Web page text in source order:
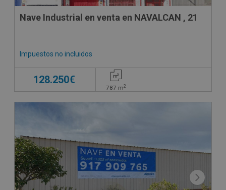
Nave Industrial en venta en NAVALCAN , 21
Impuestos no incluidos
128.250€
787 m2